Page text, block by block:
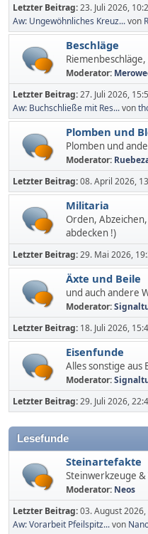
Letzter Beitrag:23. Juli 2026,
Aw: Ungewöhnliches Kreuz...von
Beschläge
Moderator:
Letzter Beitrag:27. Juli 2026,
Aw: Buchschließe mit Res...von
Plomben und
Plomben und
Moderator:
Letzter Beitrag:08. April 2026,
Militaria
Orden,
abdecken !)
Letzter Beitrag:29. Mai 2026,
Äxte und Beile
und auch andere
Moderator:
Letzter Beitrag: 18. Juli 2026,
Eisenfunde
Alles sonstige aus
Moderator:
Letzter Beitrag:29. Juli 2026,
Lesefunde
Steinartefakte
Steinwerkzeuge
Moderator: Neos
Letzter Beitrag:03. August
Aw: Vorarbeit Pfeilspitz...von